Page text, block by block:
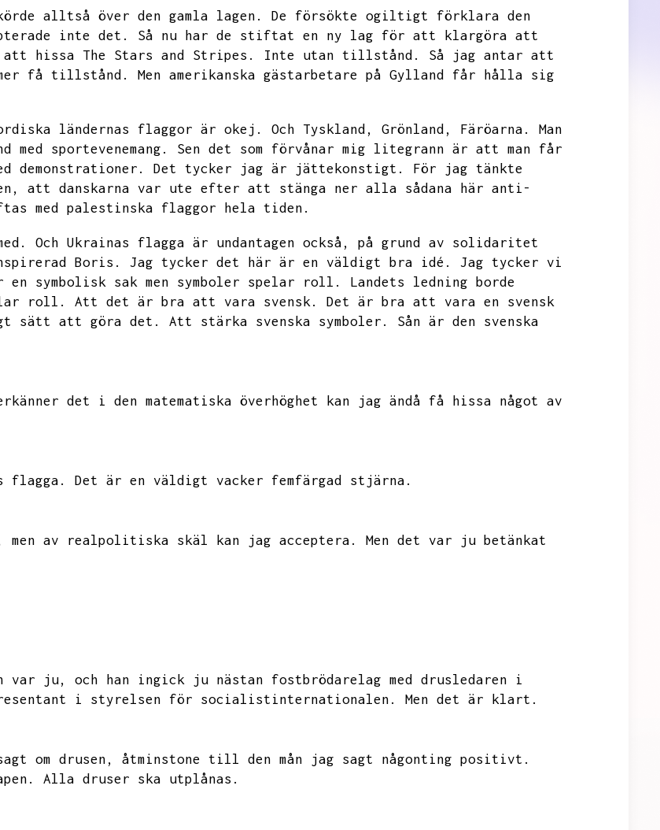
alltså över den gamla lagen.
De försökte ogiltigt förklara den
inte det.
Så nu har de stiftat en ny lag för att klargöra att
hissa The Stars and Stripes. Inte utan tillstånd.
Så jag antar att
få tillstånd.
Men amerikanska gästarbetare på Gylland får hålla sig
ländernas flaggor är okej. Och Tyskland, Grönland, Färöarna.
Man
sportevenemang.
Sen det som förvånar mig litegrann är att man får
demonstrationer.
Det tycker jag är jättekonstigt.
För jag tänkte
att danskarna var ute efter att stänga ner alla sådana här anti-
med palestinska flaggor hela tiden.
Och Ukrainas flagga är undantagen också,
på grund av solidaritet
Boris. Jag tycker det här är en väldigt bra idé.
Jag tycker vi
en symbolisk sak men symboler spelar roll.
Landets ledning borde
roll.
Att det är bra att vara svensk.
Det är bra att vara en svensk
sätt att göra det. Att stärka svenska symboler.
Sån är den svenska
det i den matematiska överhöghet kan jag ändå få hissa något av
flagga. Det är en väldigt vacker femfärgad stjärna.
men av realpolitiska skäl kan jag acceptera.
Men det var ju betänkat
var ju,
och han ingick ju nästan fostbrödarelag med drusledaren i
i styrelsen för socialistinternationalen. Men det är klart.
om drusen,
åtminstone till den mån jag sagt någonting positivt.
Alla druser ska utplånas.